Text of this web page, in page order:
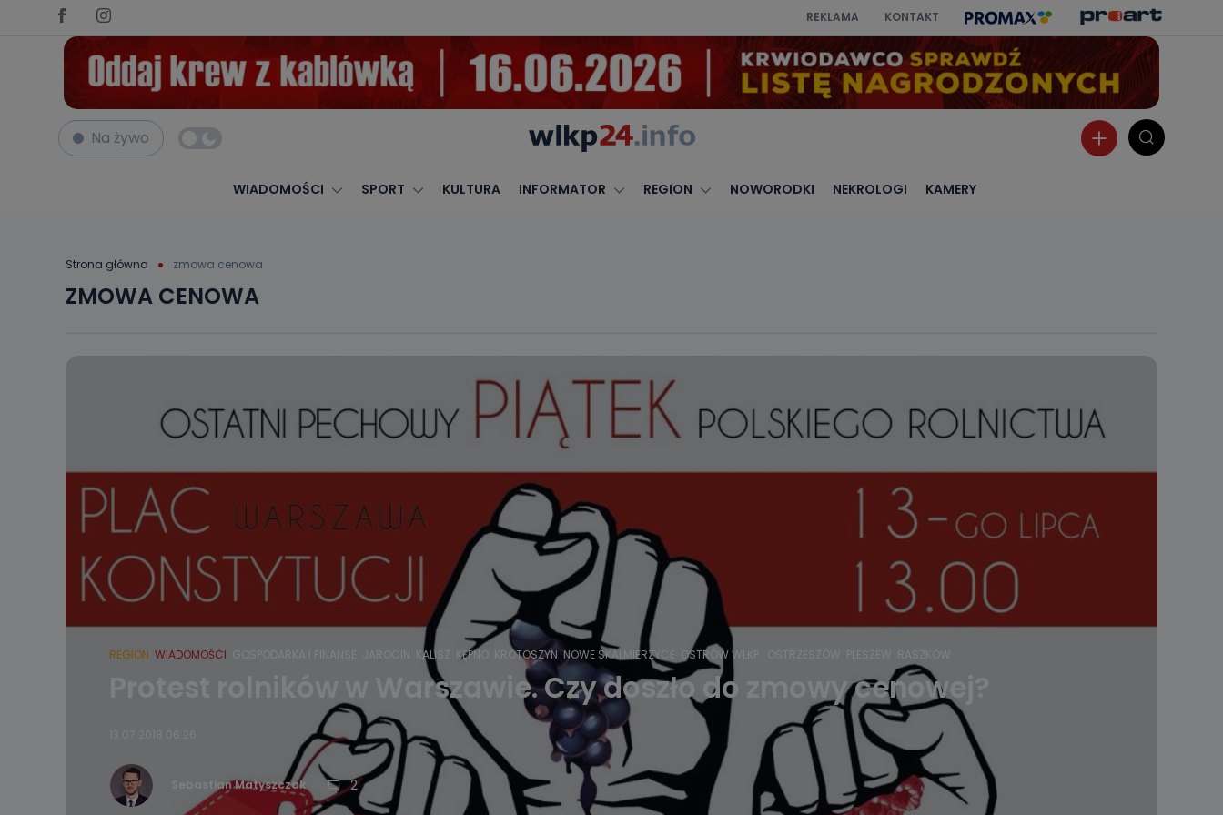
REKLAMA KONTAKT
Na żywo
WIADOMOŚCI SPORT KULTURA INFORMATOR REGION NOWORODKI NEKROLOGI KAMERY
Strona główna zmowa cenowa
ZMOWA CENOWA
REGION WIADOMOŚCI GOSPODARKA I FINANSE JAROCIN KALISZ KĘPNO KROTOSZYN NOWE SKALMIERZYCE OSTRÓW WLKP. OSTRZESZÓW PLESZEW RASZKÓW
Protest rolników w Warszawie. Czy doszło do zmowy cenowej?
Sebastian Matyszczak 2